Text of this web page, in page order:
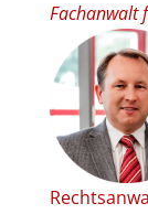
Fachanwalt